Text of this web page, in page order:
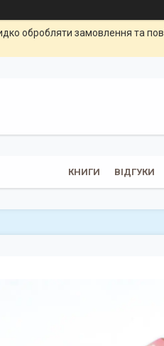
обробляти замовлення та
КНИГИ ВІДГУКИ